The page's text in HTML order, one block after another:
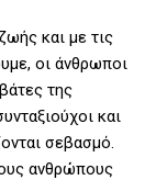
και με τις
οι άνθρωποι
της
και
σεβασμό.
ανθρώπους